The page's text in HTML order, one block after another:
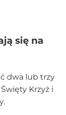
się na
dwa lub trzy
Krzyż i